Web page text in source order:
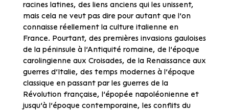
racines latines, des liens anciens qui les unissent,
mais cela ne veut pas dire pour autant que l’on
connaisse réellement la culture italienne en
France. Pourtant, des premières invasions gauloises
de la péninsule à l’Antiquité romaine, de l’époque
carolingienne aux Croisades, de la Renaissance aux
guerres d’Italie, des temps modernes à l’époque
classique en passant par les guerres de la
Révolution française, l’épopée napoléonienne et
jusqu’à l’époque contemporaine, les conflits du